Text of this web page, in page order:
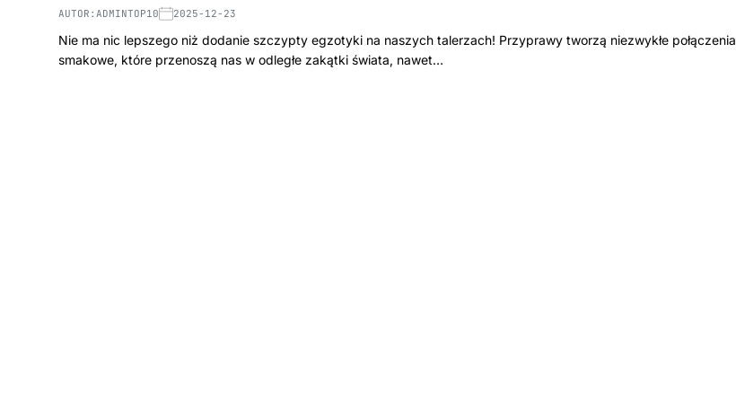
AUTOR: ADMINTOP10 2025-12-23
Nie ma nic lepszego niż dodanie szczypty egzotyki na naszych talerzach! Przyprawy tworzą niezwykłe połączenia
smakowe, które przenoszą nas w odległe zakątki świata, nawet…